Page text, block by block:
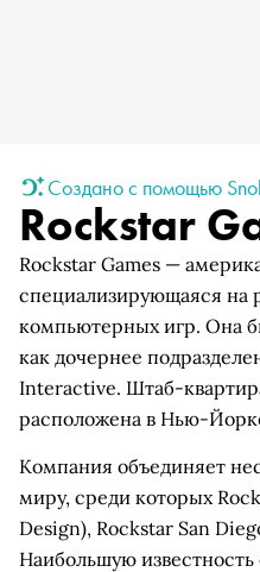
Создано с помощью
Rockstar
Rockstar Games —
специализирующаяся на
компьютерных игр. Она
как дочернее
Interactive. Штаб-
расположена в Нью-
Компания объединяет
миру, среди которых
Design), Rockstar San
Наибольшую